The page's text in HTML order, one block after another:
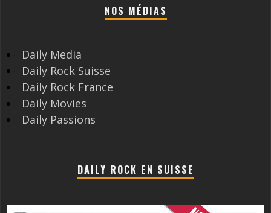
NOS MÉDIAS
Daily Media
Daily Rock Suisse
Daily Rock France
Daily Movies
Daily Passions
DAILY ROCK EN SUISSE